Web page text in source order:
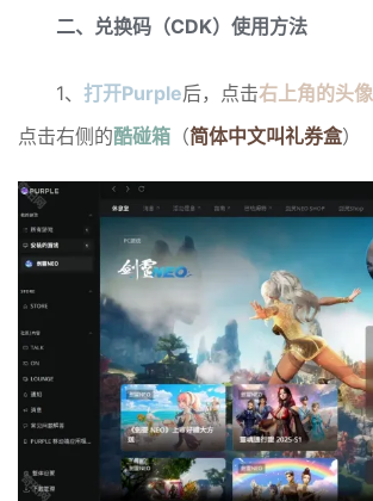
二、兑换码（CDK）使用方法
1、 打开Purple后，点击右上角的头像
点击右侧的酷碰箱 （简体中文叫礼券盒）